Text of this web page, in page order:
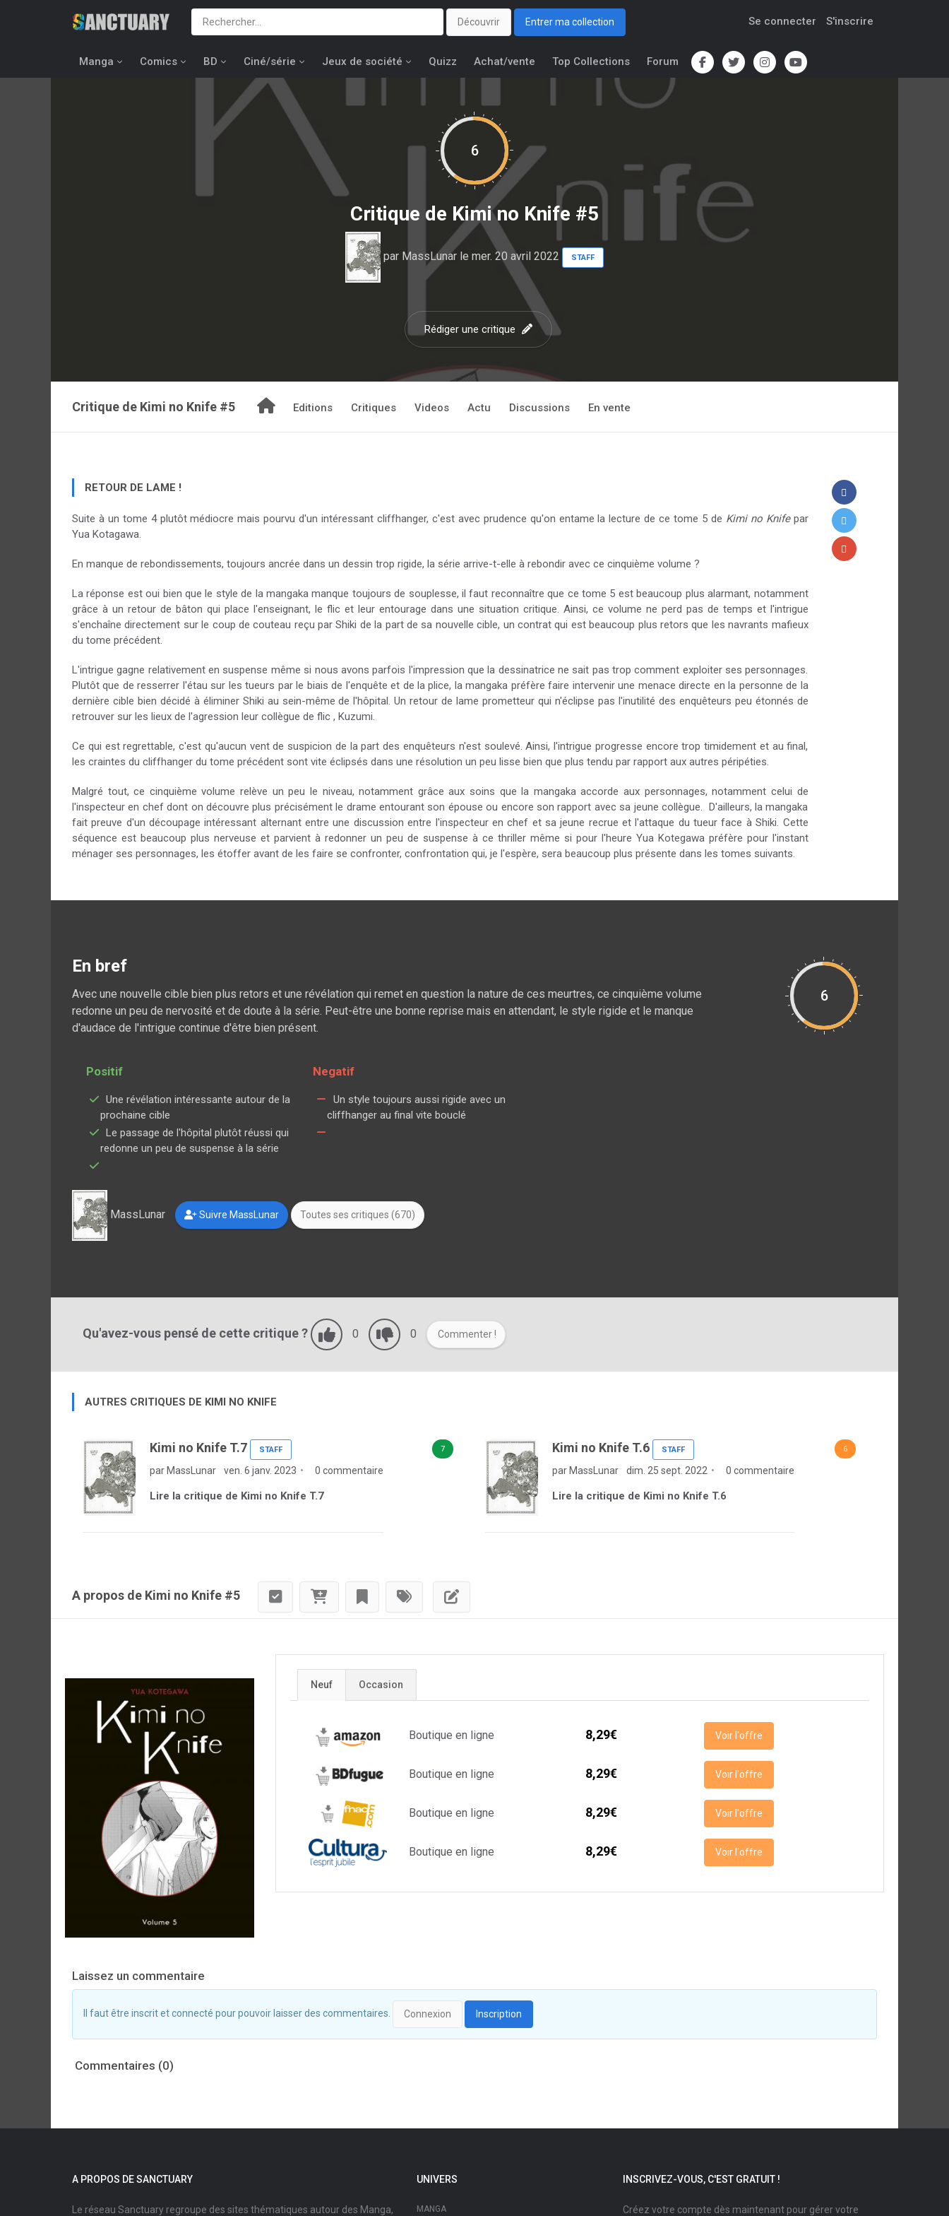
Découvrir Entrer ma collection Se connecter S'inscrire
Manga Comics BD Ciné/série Jeux de société Quizz Achat/vente Top Collections Forum
6
Critique de Kimi no Knife #5
par MassLunar le mer. 20 avril 2022 STAFF
Rédiger une critique
Critique de Kimi no Knife #5 Editions Critiques Videos Actu Discussions En vente
RETOUR DE LAME !
Suite à un tome 4 plutôt médiocre mais pourvu d'un intéressant cliffhanger, c'est avec prudence qu'on entame la lecture de ce tome 5 de Kimi no Knifepar
Yua Kotagawa.
En manque de rebondissements, toujours ancrée dans un dessin trop rigide, la série arrive-t-elle à rebondir avec ce cinquième volume ?
La réponse est oui bien que le style de la mangaka manque toujours de souplesse, il faut reconnaître que ce tome 5 est beaucoup plus alarmant, notamment
grâce à un retour de bâton qui place l'enseignant, le flic et leur entourage dans une situation critique. Ainsi, ce volume ne perd pas de temps et l'intrigue
s'enchaîne directement sur le coup de couteau reçu par Shiki de la part de sa nouvelle cible, un contrat qui est beaucoup plus retors que les navrants mafieux
du tome précédent.
L'intrigue gagne relativement en suspense même si nous avons parfois l'impression que la dessinatrice ne sait pas trop comment exploiter ses personnages.
Plutôt que de resserrer l'étau sur les tueurs par le biais de l'enquête et de la plice, la mangaka préfère faire intervenir une menace directe en la personne de la
dernière cible bien décidé à éliminer Shiki au sein-même de l'hôpital. Un retour de lame prometteur qui n'éclipse pas l'inutilité des enquêteurs peu étonnés de
retrouver sur les lieux de l'agression leur collègue de flic , Kuzumi.
Ce qui est regrettable, c'est qu'aucun vent de suspicion de la part des enquêteurs n'est soulevé. Ainsi, l'intrigue progresse encore trop timidement et au final,
les craintes du cliffhanger du tome précédent sont vite éclipsés dans une résolution un peu lisse bien que plus tendu par rapport aux autres péripéties.
Malgré tout, ce cinquième volume relève un peu le niveau, notamment grâce aux soins que la mangaka accorde aux personnages, notamment celui de
l'inspecteur en chef dont on découvre plus précisément le drame entourant son épouse ou encore son rapport avec sa jeune collègue. D'ailleurs, la mangaka
fait preuve d'un découpage intéressant alternant entre une discussion entre l'inspecteur en chef et sa jeune recrue et l'attaque du tueur face à Shiki. Cette
séquence est beaucoup plus nerveuse et parvient à redonner un peu de suspense à ce thriller même si pour l'heure Yua Kotegawa préfère pour l'instant
ménager ses personnages, les étoffer avant de les faire se confronter, confrontation qui, je l'espère, sera beaucoup plus présente dans les tomes suivants.
En bref
Avec une nouvelle cible bien plus retors et une révélation qui remet en question la nature de ces meurtres, ce cinquième volume
redonne un peu de nervosité et de doute à la série. Peut-être une bonne reprise mais en attendant, le style rigide et le manque
d'audace de l'intrigue continue d'être bien présent.
6
Positif
Une révélation intéressante autour de la
prochaine cible
Le passage de l'hôpital plutôt réussi qui
redonne un peu de suspense à la série
Negatif
Un style toujours aussi rigide avec un
cliffhanger au final vite bouclé
MassLunar Suivre MassLunar Toutes ses critiques (670)
Qu'avez-vous pensé de cette critique ? 0 0 Commenter !
AUTRES CRITIQUES DE KIMI NO KNIFE
7
Kimi no Knife T.7 STAFF
par MassLunar ven. 6 janv. 2023 0 commentaire
Lire la critique de Kimi no Knife T.7
6
Kimi no Knife T.6 STAFF
par MassLunar dim. 25 sept. 2022 0 commentaire
Lire la critique de Kimi no Knife T.6
A propos de Kimi no Knife #5
Neuf Occasion
Boutique en ligne 8,29€ Voir l'offre
Boutique en ligne 8,29€ Voir l'offre
Boutique en ligne 8,29€ Voir l'offre
Boutique en ligne 8,29€ Voir l'offre
Laissez un commentaire
Il faut être inscrit et connecté pour pouvoir laisser des commentaires. Connexion Inscription
Commentaires (0)
A PROPOS DE SANCTUARY
Le réseau Sanctuary regroupe des sites thématiques autour des Manga,
UNIVERS
MANGA
INSCRIVEZ-VOUS, C'EST GRATUIT !
Créez votre compte dès maintenant pour gérer votre